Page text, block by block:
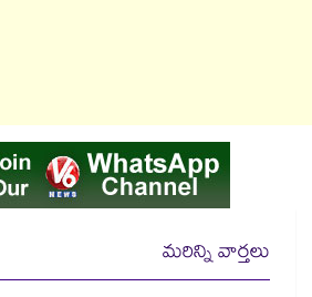
మరిన్ని వార్తలు